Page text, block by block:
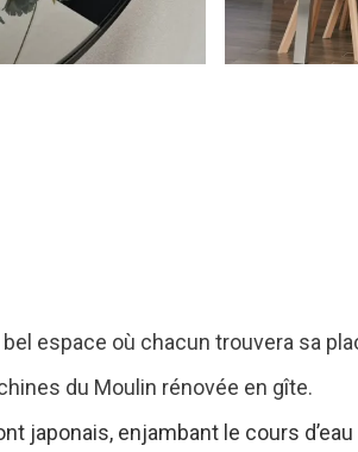
espace où chacun trouvera sa
du Moulin rénovée en gîte.
japonais, enjambant le cours